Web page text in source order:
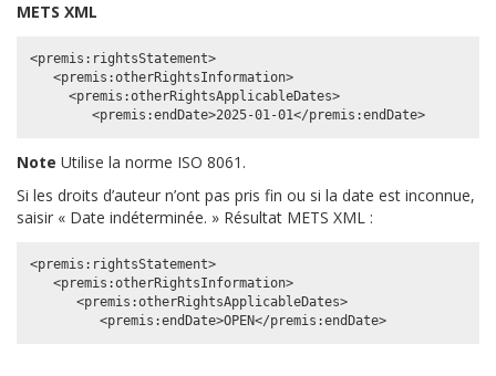
METS XML
<premis:rightsStatement>
   <premis:otherRightsInformation>
     <premis:otherRightsApplicableDates>
Note Utilise la norme ISO 8061.
Si les droits d’auteur n’ont pas pris fin ou si la date est inconnue,
saisir « Date indéterminée. » Résultat METS XML :
<premis:rightsStatement>
   <premis:otherRightsInformation>
      <premis:otherRightsApplicableDates>